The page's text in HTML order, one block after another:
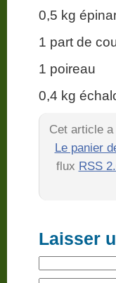
0,5 kg
1 part de
1 poireau
0,4 kg
Cet article
Le panier
flux RSS
Laisser